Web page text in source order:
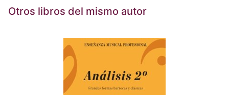
Otros libros del mismo autor